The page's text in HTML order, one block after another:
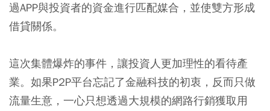
過APP與投資者的資金進行匹配媒合，並使雙方形成
借貸關係。
這次集體爆炸的事件，讓投資人更加理性的看待產
業。如果P2P平台忘記了金融科技的初衷，反而只做
流量生意，一心只想透過大規模的網路行銷獲取用